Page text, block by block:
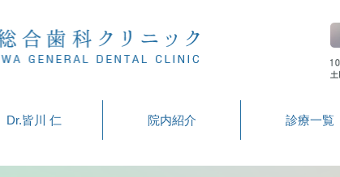
Dr.皆川 仁 院内紹介 診療一覧